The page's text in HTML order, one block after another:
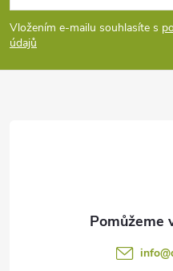
p
a
Vložením e-mailu souhlasíte s
údajů
info@